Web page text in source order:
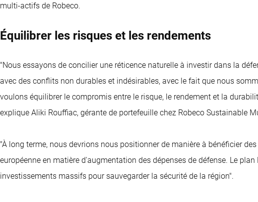
multi-actifs de Robeco.
Équilibrer les risques et les rendements
"Nous essayons de concilier une réticence naturelle à investir dans la
avec des conflits non durables et indésirables, avec le fait que nous
voulons équilibrer le compromis entre le risque, le rendement et la
explique Aliki Rouffiac, gérante de portefeuille chez Robeco Sustainable
"À long terme, nous devrions nous positionner de manière à bénéficier
européenne en matière d'augmentation des dépenses de défense. Le
investissements massifs pour sauvegarder la sécurité de la région".